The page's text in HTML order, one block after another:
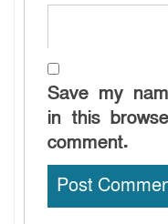
Save my
in this
comment.